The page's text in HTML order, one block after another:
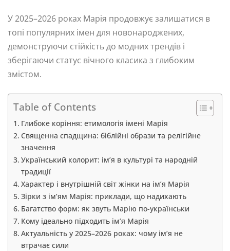
У 2025–2026 роках Марія продовжує залишатися в
топі популярних імен для новонароджених,
демонструючи стійкість до модних трендів і
зберігаючи статус вічного класика з глибоким
змістом.
Table of Contents
Глибоке коріння: етимологія імені Марія
Священна спадщина: біблійні образи та релігійне
значення
Український колорит: ім’я в культурі та народній
традиції
Характер і внутрішній світ жінки на ім’я Марія
Зірки з ім’ям Марія: приклади, що надихають
Багатство форм: як звуть Марію по-українськи
Кому ідеально підходить ім’я Марія
Актуальність у 2025–2026 роках: чому ім’я не
втрачає сили